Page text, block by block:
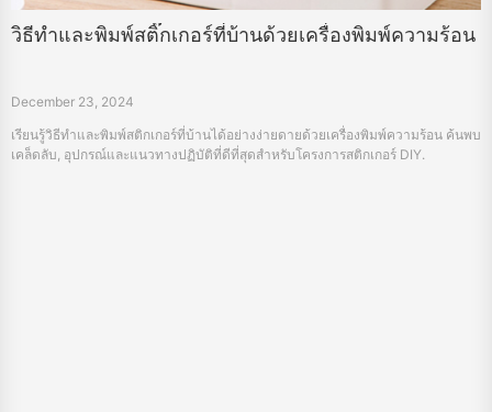
วิธีทำและพิมพ์สติ๊กเกอร์ที่บ้านด้วยเครื่องพิมพ์ความร้อน
December 23, 2024
เรียนรู้วิธีทำและพิมพ์สติกเกอร์ที่บ้านได้อย่างง่ายดายด้วยเครื่องพิมพ์ความร้อน ค้นพบ
เคล็ดลับ, อุปกรณ์และแนวทางปฏิบัติที่ดีที่สุดสำหรับโครงการสติกเกอร์ DIY.